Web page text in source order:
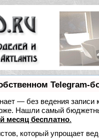
Telegram-
— без ведения
Нашли самый
месяц бесплатно.
который упрощает